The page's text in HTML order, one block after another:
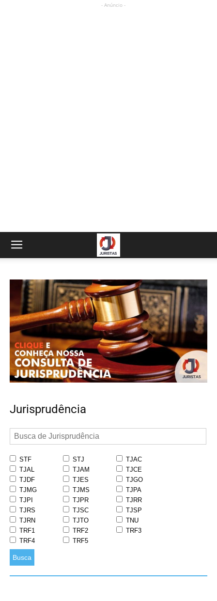
- Anúncio -
Jurisprudência
STF STJ
TJAC
TJAL
TJAM
TJCE
TJDF
TJES
TJGO
TJMG
TJMS
TJPA
TJPI
TJPR
TJRR
TJRS
TJSC
TJSP
TJRN
TJTO
TNU
TRF1
TRF2
TRF3
TRF4
TRF5
Busca